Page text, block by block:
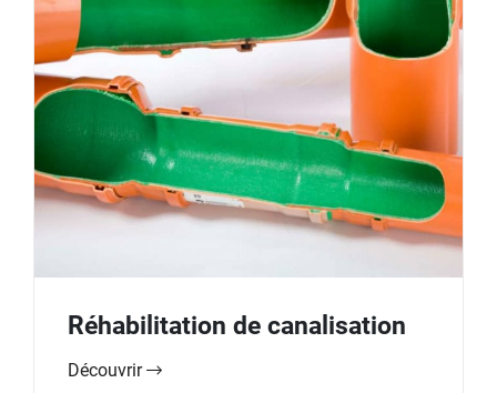
Réhabilitation de canalisation
Découvrir